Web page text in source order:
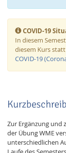
COVID-19
In diesem
diesem Kurs
COVID-19
Zur Ergänzung und
der Übung WME
unterschiedlichen